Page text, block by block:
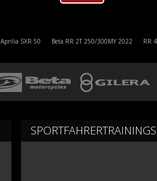
Aprilia SXR 50 Beta RR 2T 250/300MY 2022 RR